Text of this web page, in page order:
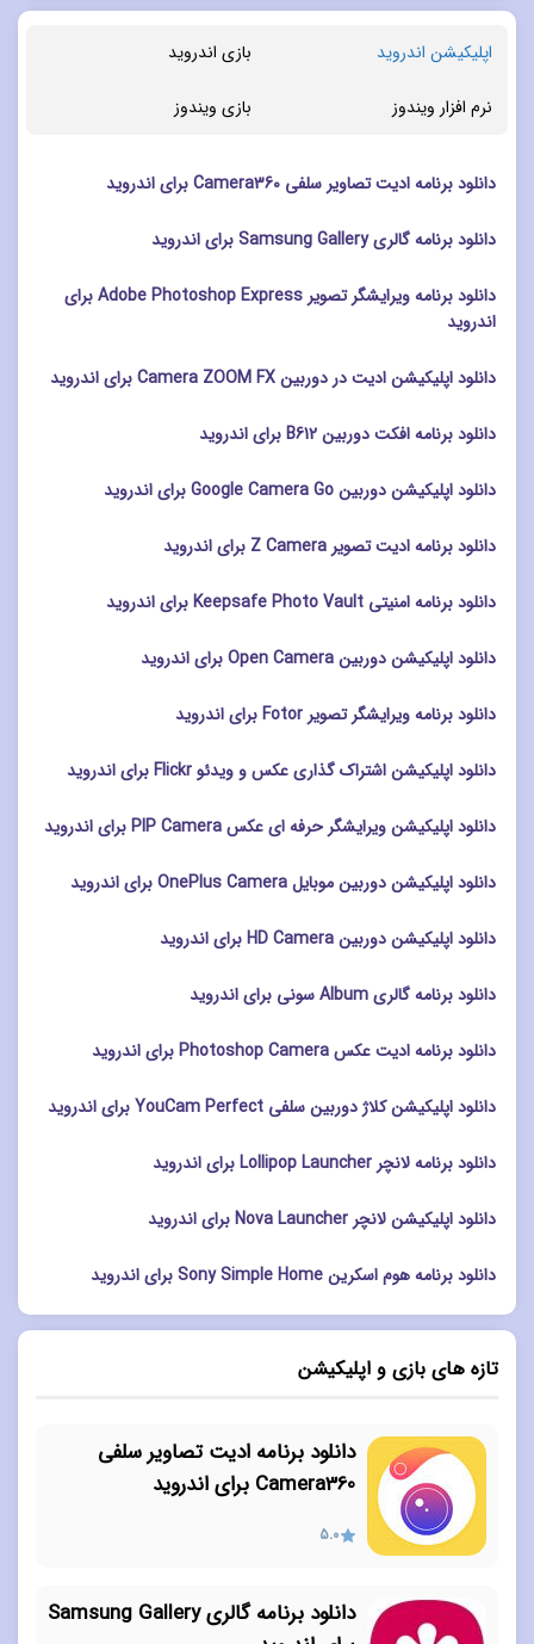
اپلیکیشن اندروید بازی اندروید
نرم افزار ویندوز بازی ویندوز
دانلود برنامه ادیت تصاویر سلفی Camera360 برای اندروید
دانلود برنامه گالری Samsung Gallery برای اندروید
دانلود برنامه ویرایشگر تصویر Adobe Photoshop Express برای
اندروید
دانلود اپلیکیشن ادیت در دوربین Camera ZOOM FX برای اندروید
دانلود برنامه افکت دوربین B612 برای اندروید
دانلود اپلیکیشن دوربین Google Camera Go برای اندروید
دانلود برنامه ادیت تصویر Z Camera برای اندروید
دانلود برنامه امنیتی Keepsafe Photo Vault برای اندروید
دانلود اپلیکیشن دوربین Open Camera برای اندروید
دانلود برنامه ویرایشگر تصویر Fotor برای اندروید
دانلود اپلیکیشن اشتراک گذاری عکس و ویدئو Flickr برای اندروید
دانلود اپلیکیشن ویرایشگر حرفه ای عکس PIP Camera برای اندروید
دانلود اپلیکیشن دوربین موبایل OnePlus Camera برای اندروید
دانلود اپلیکیشن دوربین HD Camera برای اندروید
دانلود برنامه گالری Album سونی برای اندروید
دانلود برنامه ادیت عکس Photoshop Camera برای اندروید
دانلود اپلیکیشن کلاژ دوربین سلفی YouCam Perfect برای اندروید
دانلود برنامه لانچر Lollipop Launcher برای اندروید
دانلود اپلیکیشن لانچر Nova Launcher برای اندروید
دانلود برنامه هوم اسکرین Sony Simple Home برای اندروید
تازه های بازی و اپلیکیشن
دانلود برنامه ادیت تصاویر سلفی
Camera360 برای اندروید
5.0
دانلود برنامه گالری Samsung Gallery